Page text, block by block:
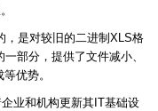
，是对较旧的二进制XLS格
部分，提供了文件减小、
优势。
业和机构更新其IT基础设